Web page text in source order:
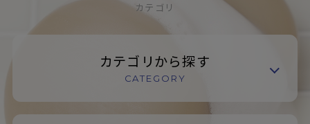
カテゴリ
カテゴリから探す
CATEGORY